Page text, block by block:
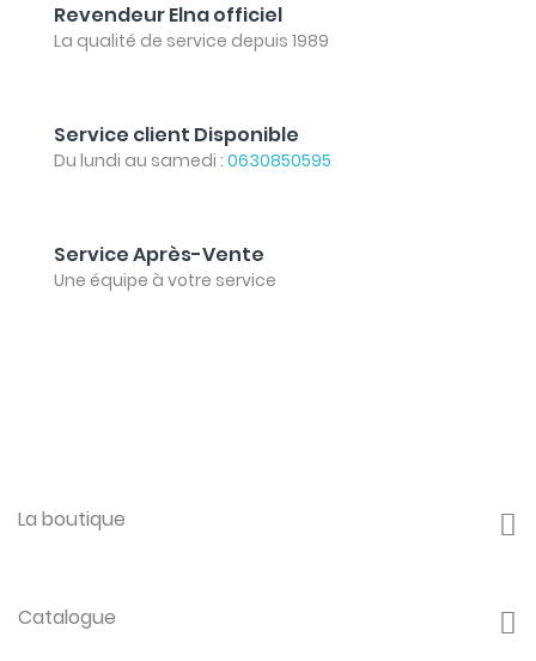
Revendeur Elna officiel
La qualité de service depuis 1989
Service client Disponible
Du lundi au samedi : 0630850595
Service Après-Vente
Une équipe à votre service
La boutique
Catalogue